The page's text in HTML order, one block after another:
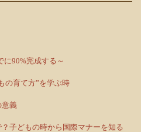
に90%完成する～
の育て方”を学ぶ時
義
子どもの時から国際マナーを知る